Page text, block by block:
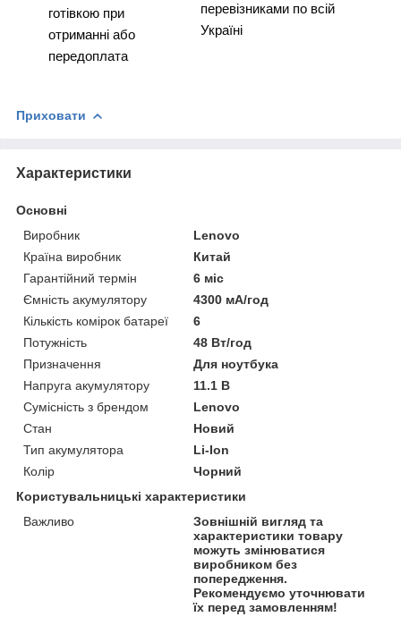
готівкою при
отриманні або
передоплата
перевізниками по всій
Україні
Приховати
Характеристики
Основні
Виробник
Lenovo
Країна виробник
Китай
Гарантійний термін
6 міс
Ємність акумулятору
4300 мА/год
Кількість комірок батареї
6
Потужність
48 Вт/год
Призначення
Для ноутбука
Напруга акумулятору
11.1 В
Сумісність з брендом
Lenovo
Стан
Новий
Тип акумулятора
Li-Ion
Колір
Чорний
Користувальницькі характеристики
Важливо
Зовнішній вигляд та
характеристики товару
можуть змінюватися
виробником без
попередження.
Рекомендуємо уточнювати
їх перед замовленням!